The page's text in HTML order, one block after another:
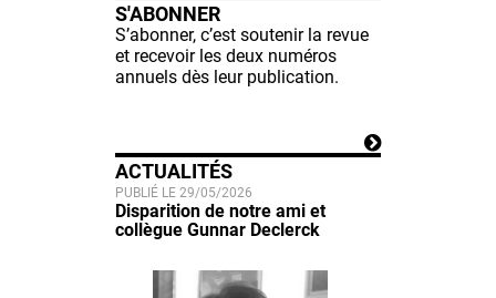
S'ABONNER
S’abonner, c’est soutenir la revue
et recevoir les deux numéros
annuels dès leur publication.
ACTUALITÉS
PUBLIÉ LE 29/05/2026
Disparition de notre ami et
collègue Gunnar Declerck